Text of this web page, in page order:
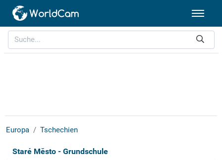
Europa Tschechien
Staré Město - Grundschule